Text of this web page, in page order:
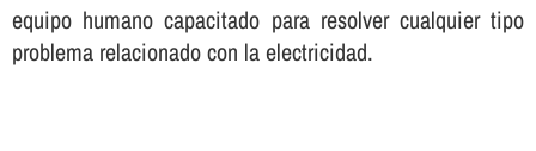
equipo humano capacitado para resolver cualquier tipo
problema relacionado con la electricidad.